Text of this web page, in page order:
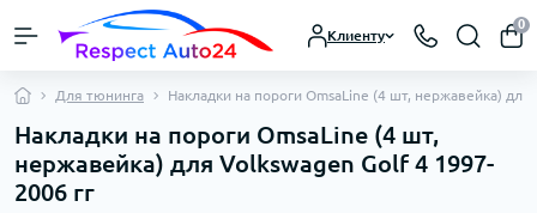
Клиенту
0
Для тюнинга Накладки на пороги OmsaLine (4 шт, нержавейка)
Накладки на пороги OmsaLine (4 шт,
нержавейка) для Volkswagen Golf 4 1997-
2006 гг